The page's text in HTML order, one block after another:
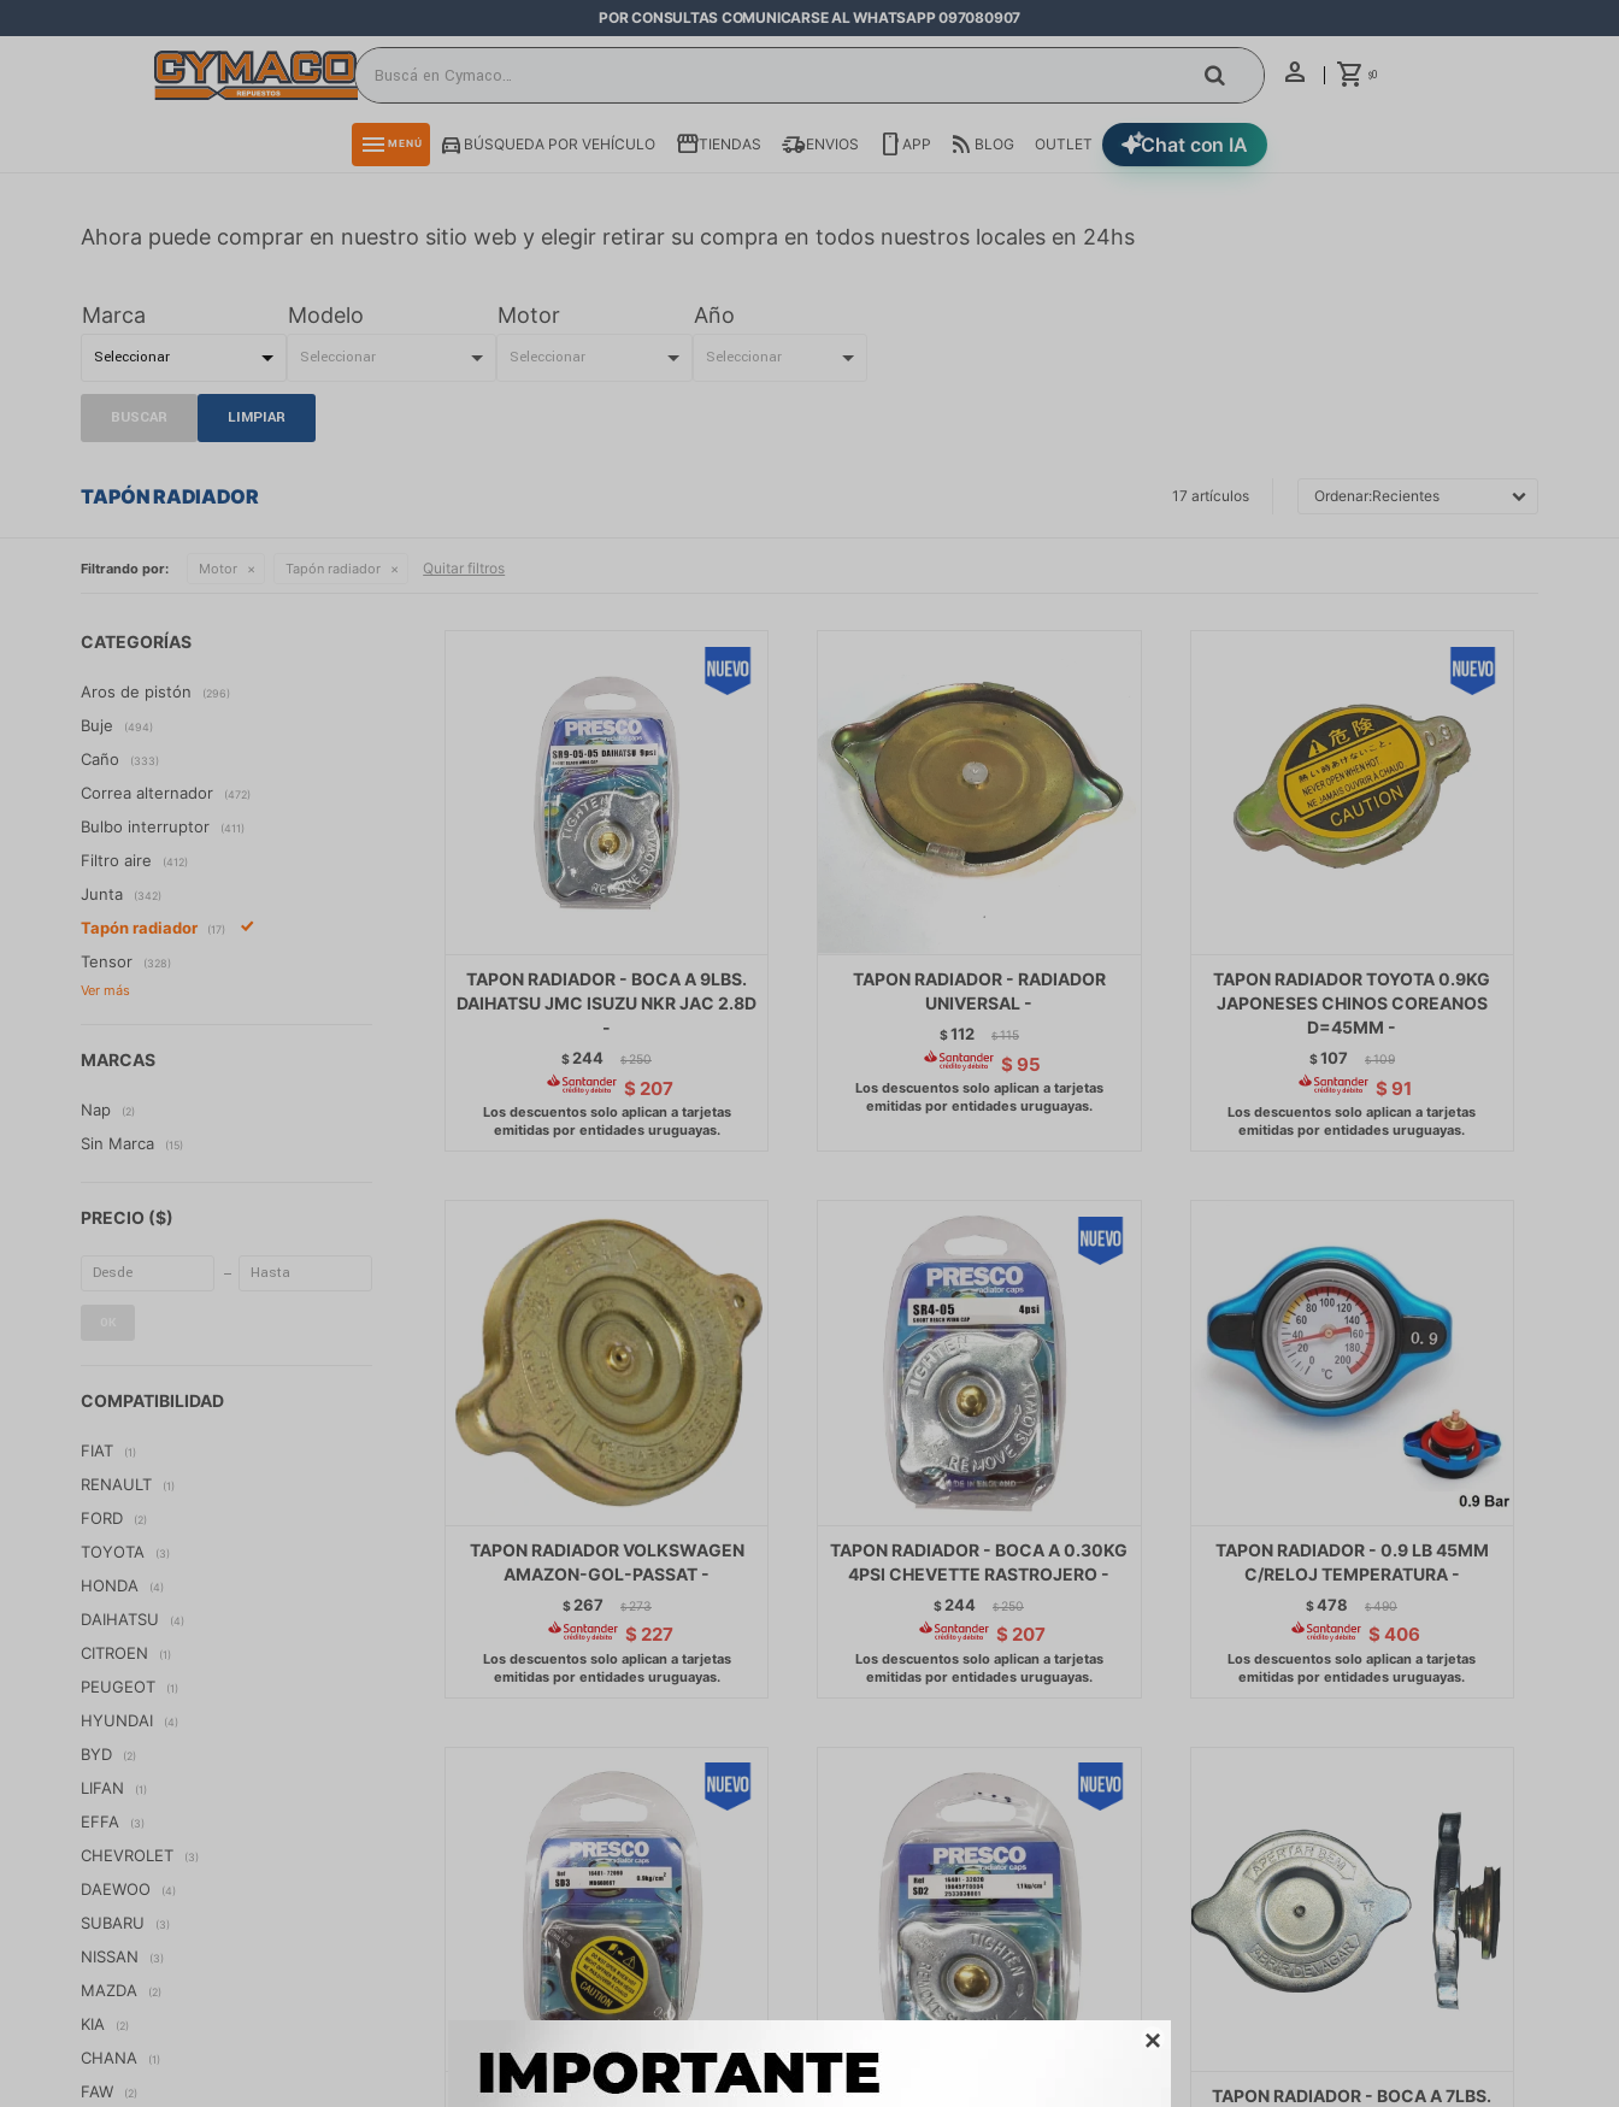

POR CONSULTAS COMUNICARSE AL WHATSAPP 097080907
$0
menu MENÚ Chat con IA
BÚSQUEDA POR VEHÍCULO TIENDAS ENVIOS APP BLOG OUTLET
Ahora puede comprar en nuestro sitio web y elegir retirar su compra en todos nuestros locales en 24hs
Marca Modelo Motor Año
BUSCAR LIMPIAR
TAPÓN RADIADOR 17 artículos Recientes
Filtrando por: Motor Tapón radiador Quitar filtros
TAPON RADIADOR - BOCA A 9LBS.
DAIHATSU JMC ISUZU NKR JAC 2.8D
-
$244 $ 250
$ 207
TAPON RADIADOR - RADIADOR
UNIVERSAL -
$112 $ 115
$ 95
TAPON RADIADOR TOYOTA 0.9KG
JAPONESES CHINOS COREANOS
D=45MM -
$107 $ 109
$ 91
TAPON RADIADOR VOLKSWAGEN
AMAZON-GOL-PASSAT -
$ 267 $ 273
$ 227
TAPON RADIADOR - BOCA A 0.30KG
4PSI CHEVETTE RASTROJERO -
$ 244 $ 250
$ 207
TAPON RADIADOR - 0.9 LB 45MM
C/RELOJ TEMPERATURA -
$478 $ 490
$ 406
TAPON RADIADOR - 0.9KG CHICO
TAPON RADIADOR - 1.1KG JAPONES
TAPON RADIADOR - BOCA A 7LBS.
CATEGORÍAS
Aros de pistón (296)
Buje (494)
Caño (333)
Correa alternador (472)
Bulbo interruptor (411)
Filtro aire (412)
Junta (342)
Tapón radiador (17)
Tensor (328)
MARCAS
Nap (2)
Sin Marca (15)
PRECIO ($)
COMPATIBILIDAD
FIAT (1)
RENAULT (1)
FORD (2)
TOYOTA (3)
HONDA (4)
DAIHATSU (4)
CITROEN (1)
PEUGEOT (1)
HYUNDAI (4)
BYD (2)
LIFAN (1)
EFFA (3)
CHEVROLET (3)
DAEWOO (4)
SUBARU (3)
NISSAN (3)
MAZDA (2)
KIA (2)
CHANA (1)
FAW (2)
close
directions_car
smartphone